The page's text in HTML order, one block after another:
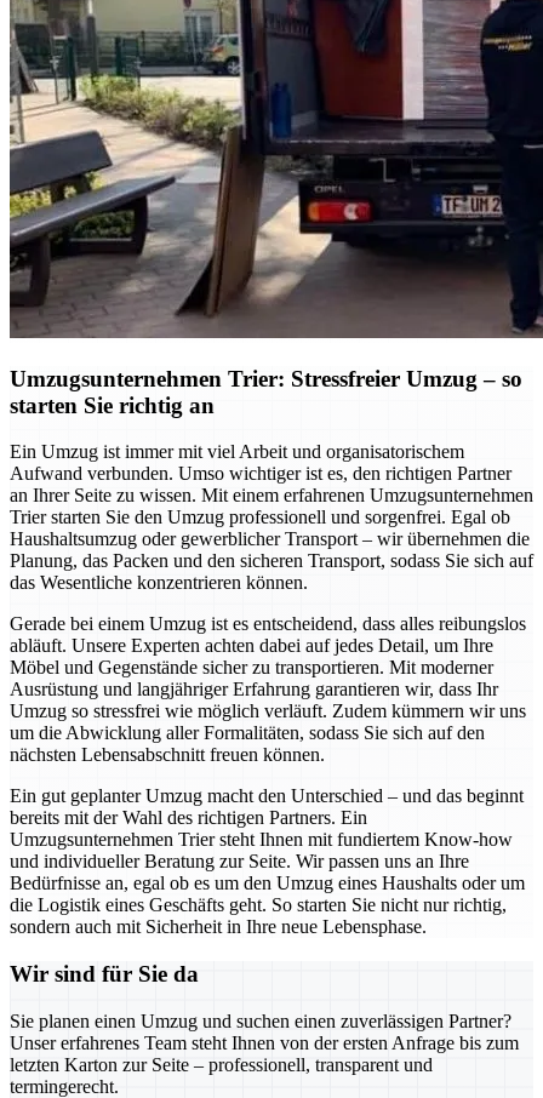
Umzugsunternehmen Trier: Stressfreier Umzug – so
starten Sie richtig an
Ein Umzug ist immer mit viel Arbeit und organisatorischem
Aufwand verbunden. Umso wichtiger ist es, den richtigen Partner
an Ihrer Seite zu wissen. Mit einem erfahrenen Umzugsunternehmen
Trier starten Sie den Umzug professionell und sorgenfrei. Egal ob
Haushaltsumzug oder gewerblicher Transport – wir übernehmen die
Planung, das Packen und den sicheren Transport, sodass Sie sich auf
das Wesentliche konzentrieren können.
Gerade bei einem Umzug ist es entscheidend, dass alles reibungslos
abläuft. Unsere Experten achten dabei auf jedes Detail, um Ihre
Möbel und Gegenstände sicher zu transportieren. Mit moderner
Ausrüstung und langjähriger Erfahrung garantieren wir, dass Ihr
Umzug so stressfrei wie möglich verläuft. Zudem kümmern wir uns
um die Abwicklung aller Formalitäten, sodass Sie sich auf den
nächsten Lebensabschnitt freuen können.
Ein gut geplanter Umzug macht den Unterschied – und das beginnt
bereits mit der Wahl des richtigen Partners. Ein
Umzugsunternehmen Trier steht Ihnen mit fundiertem Know-how
und individueller Beratung zur Seite. Wir passen uns an Ihre
Bedürfnisse an, egal ob es um den Umzug eines Haushalts oder um
die Logistik eines Geschäfts geht. So starten Sie nicht nur richtig,
sondern auch mit Sicherheit in Ihre neue Lebensphase.
Wir sind für Sie da
Sie planen einen Umzug und suchen einen zuverlässigen Partner?
Unser erfahrenes Team steht Ihnen von der ersten Anfrage bis zum
letzten Karton zur Seite – professionell, transparent und
termingerecht.